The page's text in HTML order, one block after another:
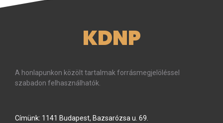
KDNP
A honlapunkon közölt tartalmak forrásmegjelöléssel
szabadon felhasználhatók.
Címünk: 1141 Budapest, Bazsarózsa u. 69.